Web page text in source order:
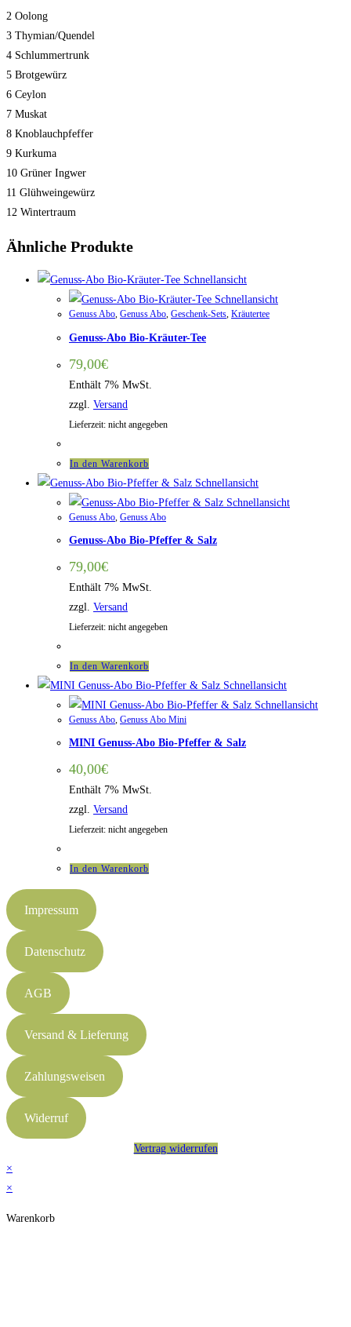
2 Oolong
3 Thymian/Quendel
4 Schlummertrunk
5 Brotgewürz
6 Ceylon
7 Muskat
8 Knoblauchpfeffer
9 Kurkuma
10 Grüner Ingwer
11 Glühweingewürz
12 Wintertraum
Ähnliche Produkte
Schnellansicht
Schnellansicht
Genuss Abo, Genuss Abo, Geschenk-Sets, Kräutertee
Genuss-Abo Bio-Kräuter-Tee
79,00€
Enthält 7% MwSt.
zzgl. Versand
Lieferzeit: nicht angegeben
In den Warenkorb
Schnellansicht
Schnellansicht
Genuss Abo Genuss Abo
Genuss-Abo Bio-Pfeffer & Salz
79,00€
Enthält 7% MwSt.
zzgl. Versand
Lieferzeit: nicht angegeben
In den Warenkorb
Schnellansicht
Schnellansicht
Genuss Abo, Genuss Abo Mini
MINI Genuss-Abo Bio-Pfeffer & Salz
40,00€
Enthält 7% MwSt.
zzgl. Versand
Lieferzeit: nicht angegeben
In den Warenkorb
Impressum
Datenschutz
AGB
Versand & Lieferung
Zahlungsweisen
Widerruf
Vertrag widerrufen
×
×
Warenkorb